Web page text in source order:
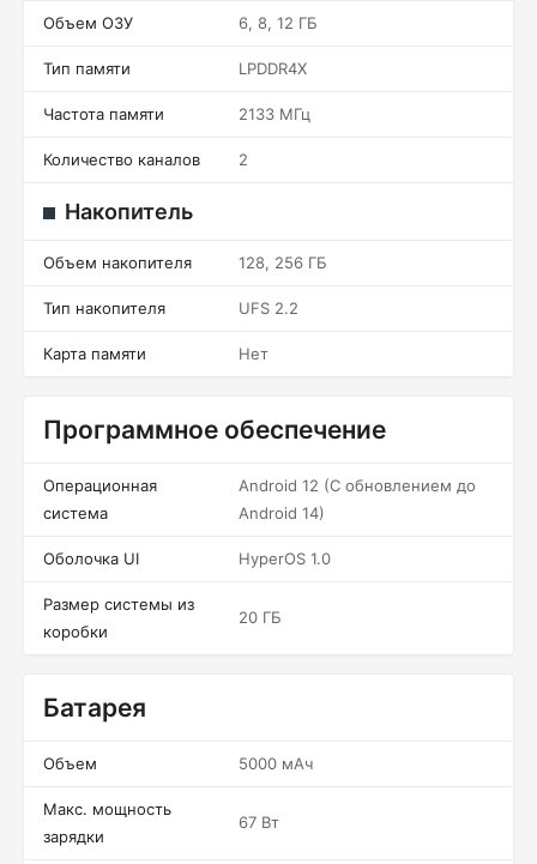
Объем ОЗУ 6, 8, 12 ГБ
Тип памяти LPDDR4X
Частота памяти 2133 МГц
Количество каналов 2
Накопитель
Объем накопителя 128, 256 ГБ
Тип накопителя UFS 2.2
Карта памяти Нет
Программное обеспечение
Операционная
система
Android 12 (С обновлением до
Android 14)
Оболочка UI HyperOS 1.0
Размер системы из
коробки
20 ГБ
Батарея
Объем 5000 мАч
Макс. мощность
зарядки
67 Вт